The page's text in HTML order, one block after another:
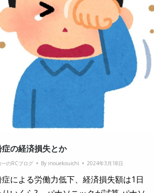
の経済損失とか
のRCブログ By inouekouichi 2024年3月18日
による労働力低下、経済損失額は1日